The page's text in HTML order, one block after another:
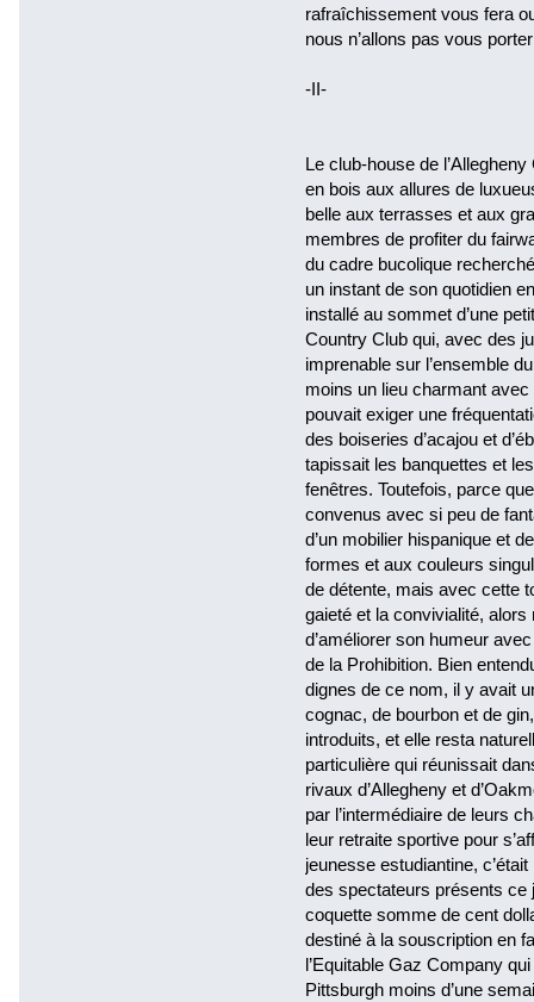
rafraîchissement vous fera
nous n’allons pas vous
-II-
Le club-house de
en bois aux allures de
belle aux terrasses et aux
membres de profiter du
du cadre bucolique
un instant de son quotidien
installé au sommet d’une
Country Club qui, avec des
imprenable sur l’ensemble
moins un lieu charmant
pouvait exiger une
des boiseries d’acajou et
tapissait les banquettes et
fenêtres. Toutefois, parce
convenus avec si peu de
d’un mobilier hispanique et
formes et aux couleurs
de détente, mais avec cette
gaieté et la convivialité, alors
d’améliorer son humeur
de la Prohibition. Bien
dignes de ce nom, il y avait
cognac, de bourbon et de
introduits, et elle resta
particulière qui réunissait
rivaux d’Allegheny et
par l’intermédiaire de leurs
leur retraite sportive pour
jeunesse estudiantine,
des spectateurs présents ce
coquette somme de cent
destiné à la souscription en
l’Equitable Gaz Company
Pittsburgh moins d’une